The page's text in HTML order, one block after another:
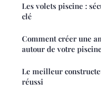
Les volets piscine :
clé
Comment créer une
autour de votre
Le meilleur
réussi